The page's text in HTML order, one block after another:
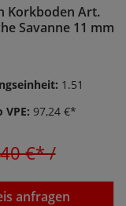
Korkboden Art.
Savanne 11 mm
1.51
VPE: 97,24 €*
€*/
anfragen